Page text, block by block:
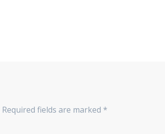
Required fields are marked *